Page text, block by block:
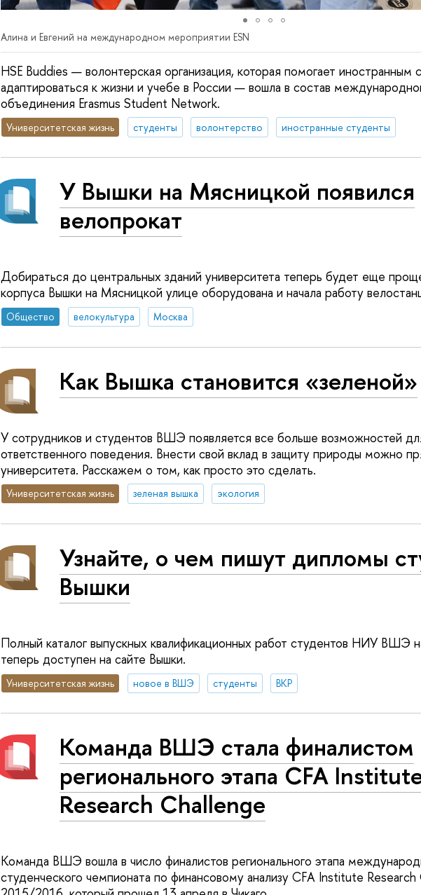
Алина и Евгений на международном мероприятии ESN
HSE Buddies — волонтерская организация, которая помогает иностранным
адаптироваться к жизни и учебе в России — вошла в состав
объединения Erasmus Student Network.
Университетская жизнь студенты волонтерство иностранные студенты
У Вышки на Мясницкой появился
велопрокат
Добираться до центральных зданий университета теперь будет еще
корпуса Вышки на Мясницкой улице оборудована и начала работу
Общество велокультура Москва
Как Вышка становится «зеленой»
У сотрудников и студентов ВШЭ появляется все больше возможностей
ответственного поведения. Внести свой вклад в защиту природы можно
университета. Расскажем о том, как просто это сделать.
Университетская жизнь зеленая вышка экология
Узнайте, о чем пишут дипломы
Вышки
Полный каталог выпускных квалификационных работ студентов НИУ ВШЭ
теперь доступен на сайте Вышки.
Университетская жизнь новое в ВШЭ студенты ВКР
Команда ВШЭ стала финалистом
регионального этапа CFA
Research Challenge
Команда ВШЭ вошла в число финалистов регионального этапа
студенческого чемпионата по финансовому анализу CFA Institute Research